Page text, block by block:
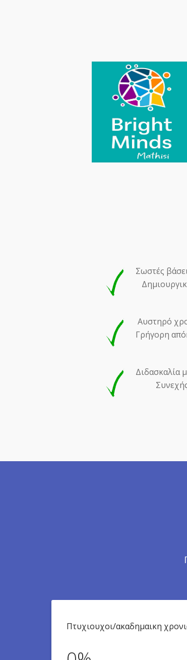
Σωστές
Αυστηρό
Γρήγορη
Διδασκαλία
Συνεχής
Πτυχιουχοι/ακαδημαικη